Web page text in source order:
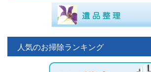
人気のお掃除ランキング